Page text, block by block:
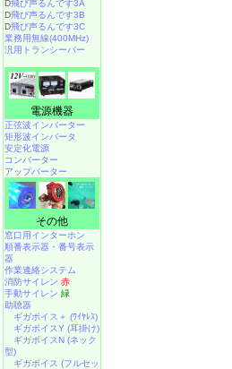
D飛び声るんです3A
D飛び声るんです3B
D飛び声るんです3C
業務用無線(400MHz)
汎用トランシーバー
電源機器
正弦波インバーター
矩形波インバータ
安定化電源
コンバーター
アップバーター
その他
窓口用インターホン
順番表示器・番号表示
器
作業連絡システム
消防サイレン 赤
手動サイレン 緑
助聴器
ギガボイス＋ (ﾜｲﾔﾚｽ)
ギガボイスY (耳掛け)
ギガボイスN (ネック
型)
ギガボイス (フルセッ